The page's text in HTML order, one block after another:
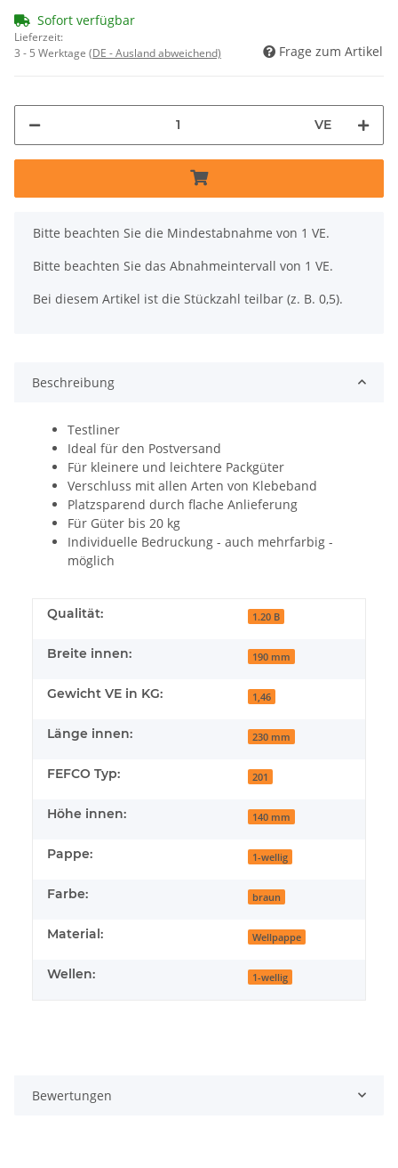
Sofort verfügbar
Lieferzeit:
3 - 5 Werktage (DE - Ausland abweichend) Frage zum Artikel
VE
x
Bitte beachten Sie die Mindestabnahme von 1 VE.
Bitte beachten Sie das Abnahmeintervall von 1 VE.
Bei diesem Artikel ist die Stückzahl teilbar (z. B. 0,5).
Beschreibung
Testliner
Ideal für den Postversand
Für kleinere und leichtere Packgüter
Verschluss mit allen Arten von Klebeband
Platzsparend durch flache Anlieferung
Für Güter bis 20 kg
Individuelle Bedruckung - auch mehrfarbig -
möglich
Qualität: 1.20 B
Breite innen: 190 mm
Gewicht VE in KG: 1,46
Länge innen: 230 mm
FEFCO Typ: 201
Höhe innen: 140 mm
Pappe: 1-wellig
Farbe: braun
Material: Wellpappe
Wellen: 1-wellig
Bewertungen